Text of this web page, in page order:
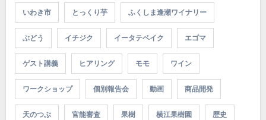
いわき市 とっくり芋 ふくしま逢瀬ワイナリー
ぶどう イチジク イータテベイク エゴマ
ゲスト講義 ヒアリング モモ ワイン
ワークショップ 個別報告会 動画 商品開発
天のつぶ 官能審査 果樹 横江果樹園 歴史